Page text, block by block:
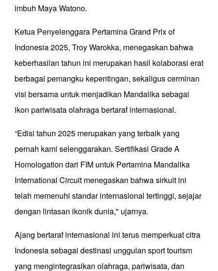
imbuh Maya Watono.
Ketua Penyelenggara Pertamina Grand Prix of
Indonesia 2025, Troy Warokka, menegaskan bahwa
keberhasilan tahun ini merupakan hasil kolaborasi erat
berbagai pemangku kepentingan, sekaligus cerminan
visi bersama untuk menjadikan Mandalika sebagai
ikon pariwisata olahraga bertaraf internasional.
“Edisi tahun 2025 merupakan yang terbaik yang
pernah kami selenggarakan. Sertifikasi Grade A
Homologation dari FIM untuk Pertamina Mandalika
International Circuit menegaskan bahwa sirkuit ini
telah memenuhi standar internasional tertinggi, sejajar
dengan lintasan ikonik dunia," ujarnya.
Ajang bertaraf internasional ini terus memperkuat citra
Indonesia sebagai destinasi unggulan sport tourism
yang mengintegrasikan olahraga, pariwisata, dan